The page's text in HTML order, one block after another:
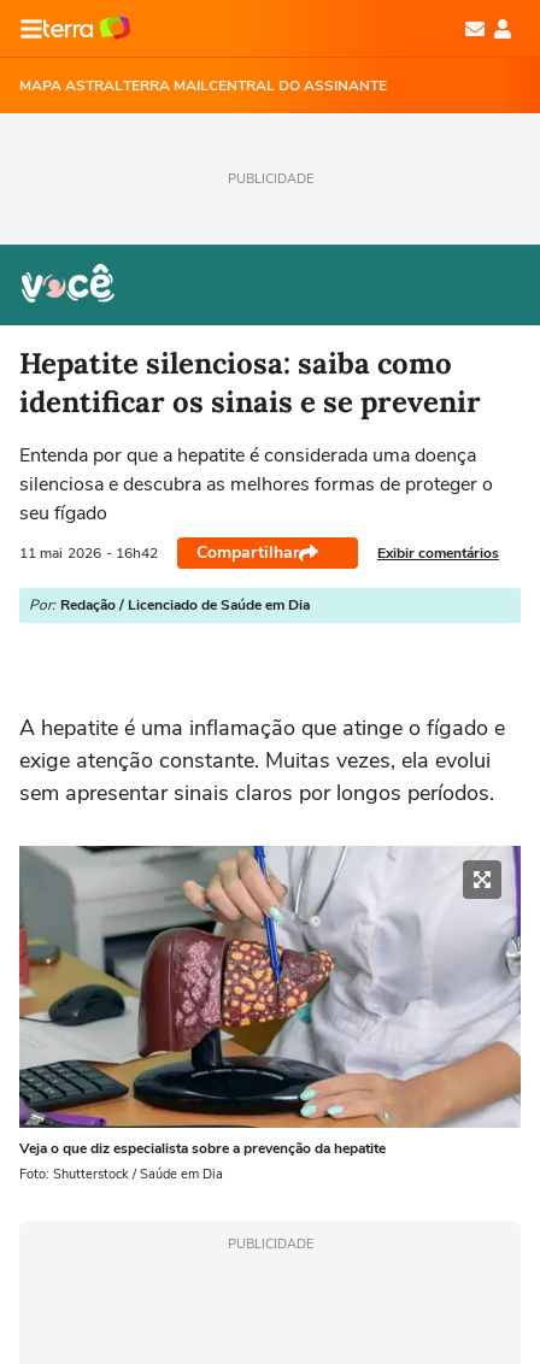
MAPA ASTRALTERRA MAILCENTRAL DO ASSINANTE
PUBLICIDADE
Hepatite silenciosa: saiba como
identificar os sinais e se prevenir
Entenda por que a hepatite é considerada uma doença
silenciosa e descubra as melhores formas de proteger o
seu fígado
11 mai 2026 - 16h42 Compartilhar Exibir comentários
Por: Redação / Licenciado de Saúde em Dia
A hepatite é uma inflamação que atinge o fígado e
exige atenção constante. Muitas vezes, ela evolui
sem apresentar sinais claros por longos períodos.
Veja o que diz especialista sobre a prevenção da hepatite
Foto: Shutterstock / Saúde em Dia
PUBLICIDADE